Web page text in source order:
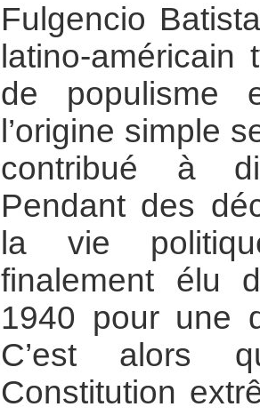
Fulgencio
latino-
de populisme
l’origine simple
contribué à
Pendant des
la vie
finalement élu
1940 pour une
C’est alors
Constitution